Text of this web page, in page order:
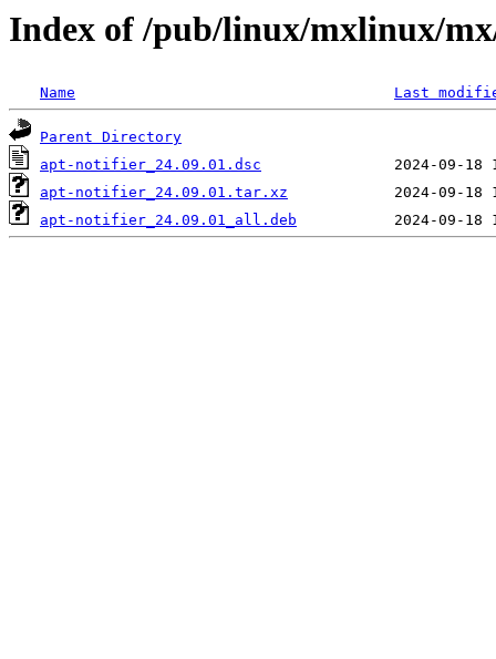
Index of /pub/linux/mxlinux/
Name Last
Parent Directory
apt-notifier_24.09.01.dsc
apt-notifier_24.09.01.tar.xz
apt-notifier_24.09.01_all.deb